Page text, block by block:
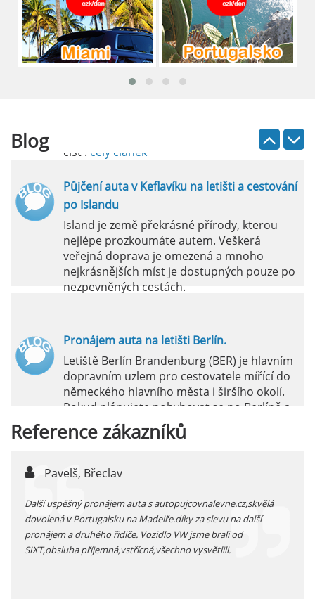
Blog
číst :celý článek
Pronájem auta na letišti Lefkada: Kompletní
průvodce
Půjčení auta na letišti Lefkada je skvělý
číst : celý článek
Půjčení auta v Keflavíku na letišti a cestování
po Islandu
Island je země překrásné přírody, kterou
nejlépe prozkoumáte autem. Veškerá
veřejná doprava je omezená a mnoho
nejkrásnějších míst je dostupných pouze po
nezpevněných cestách.
Pronájem auta na letišti Berlín.
Letiště Berlín Brandenburg (BER) je hlavním
dopravním uzlem pro cestovatele mířící do
německého hlavního města i širšího okolí.
Pokud plánujete pohybovat se po Berlíně a
okolních regionech bez omezení, pronájem
auta přímo na letišti je ideální volbou.
Letiště Marseille, oficiálně známé jako
mezinárodní letiště Marseille-Provence, je
hlavní vstupní branou do regionu Provence
a nachází se přibližně 27 km od centra města
Reference zákazníků
Pavelš, Břeclav
Další uspěšný pronájem auta s autopujcovnalevne.cz,skvělá
dovolená v Portugalsku na Madeiře.díky za slevu na další
pronájem a druhého řidiče. Vozidlo VW jsme brali od
SIXT,obsluha příjemná,vstřícná,všechno vysvětlili.